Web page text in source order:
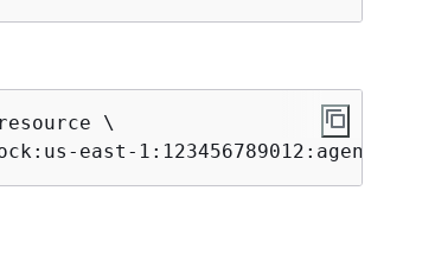
\
east-1:123456789012:agent/